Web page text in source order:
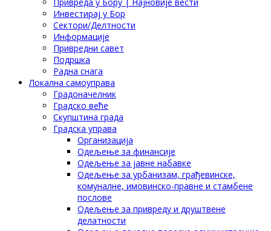
Инвестирај у Бор
Сектори/Делтности
Информације
Привредни савет
Подршка
Радна снага
Локална самоуправа
Градоначелник
Градско веће
Скупштина града
Градска управа
Организација
Одељење за финансије
Одељење за јавне набавке
Одељење за урбанизам, грађевинске,
комуналне, имовинско-правне и стамбене
послове
Одељење за привреду и друштвене
делатности